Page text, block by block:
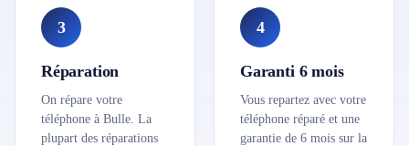
3
Réparation
On répare votre
téléphone à Bulle. La
plupart des réparations
4
Garanti 6 mois
Vous repartez avec votre
téléphone réparé et une
garantie de 6 mois sur la